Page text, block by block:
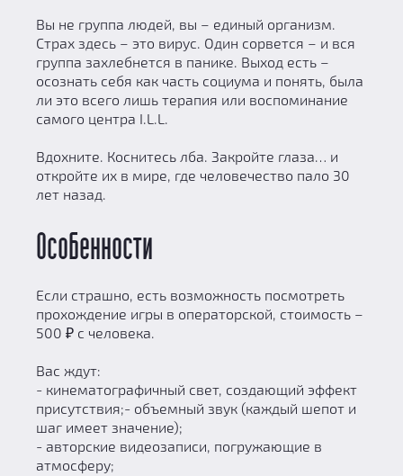
Вы не группа людей, вы – единый организм.
Страх здесь – это вирус. Один сорвется – и вся
группа захлебнется в панике. Выход есть –
осознать себя как часть социума и понять, была
ли это всего лишь терапия или воспоминание
самого центра I.L.L.
Вдохните. Коснитесь лба. Закройте глаза… и
откройте их в мире, где человечество пало 30
лет назад.
Особенности
Если страшно, есть возможность посмотреть
прохождение игры в операторской, стоимость –
500 ₽ с человека.
Вас ждут:
- кинематографичный свет, создающий эффект
присутствия;- объемный звук (каждый шепот и
шаг имеет значение);
- авторские видеозаписи, погружающие в
атмосферу;